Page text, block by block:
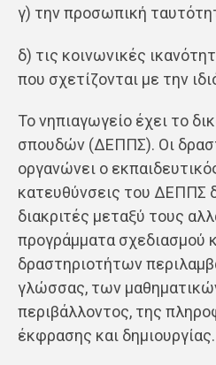
γ) την προσωπική
δ) τις κοινωνικές
που σχετίζονται με την
Το νηπιαγωγείο έχει το
σπουδών (ΔΕΠΠΣ). Οι
οργανώνει ο
κατευθύνσεις του ΔΕΠΠΣ
διακριτές μεταξύ τους
προγράμματα σχεδιασμού
δραστηριοτήτων
γλώσσας, των
περιβάλλοντος, της
έκφρασης και δημιουργίας.